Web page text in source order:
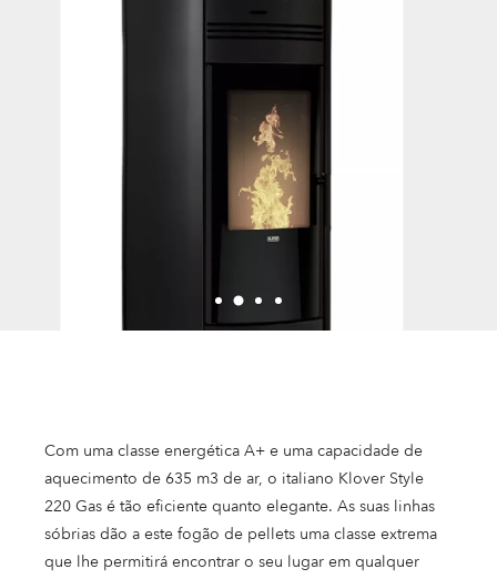
Com uma classe energética A+ e uma capacidade de
aquecimento de 635 m3 de ar, o italiano Klover Style
220 Gas é tão eficiente quanto elegante. As suas linhas
sóbrias dão a este fogão de pellets uma classe extrema
que lhe permitirá encontrar o seu lugar em qualquer